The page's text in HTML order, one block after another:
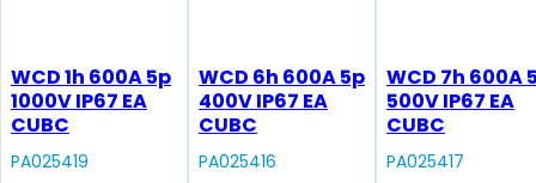
WCD 1h 600A 5p
1000V IP67 EA
CUBC
PA025419
WCD 6h 600A 5p
400V IP67 EA
CUBC
PA025416
WCD 7h 600A
500V IP67 EA
CUBC
PA025417